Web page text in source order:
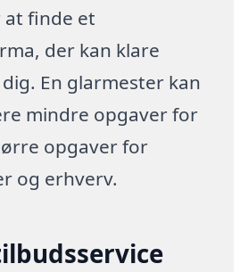
at finde et
der kan klare
En glarmester kan
mindre opgaver for
opgaver for
og erhverv.